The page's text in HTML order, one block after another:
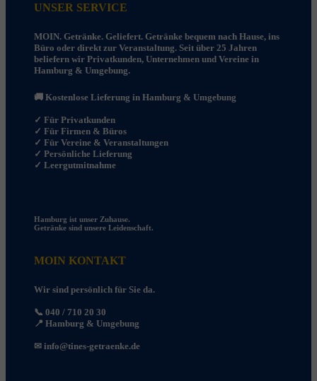
UNSER SERVICE
MOIN. Getränke. Geliefert. Getränke bequem nach Hause, ins
Büro oder direkt zur Veranstaltung. Seit über 25 Jahren
beliefern wir Privatkunden, Unternehmen und Vereine in
Hamburg & Umgebung.
🚚 Kostenlose Lieferung in Hamburg & Umgebung
✓ Für Privatkunden
✓ Für Firmen & Büros
✓ Für Vereine & Veranstaltungen
✓ Persönliche Lieferung
✓ Leergutmitnahme
Hamburg ist unser Zuhause.
Getränke sind unsere Leidenschaft.
MOIN KONTAKT
Wir sind persönlich für Sie da.
📞 040 / 710 20 30
📍 Hamburg & Umgebung
✉ info@tines-getraenke.de